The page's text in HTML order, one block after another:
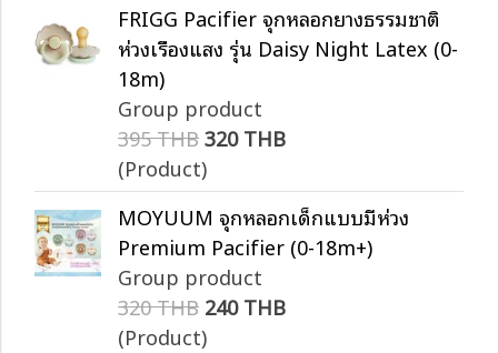
FRIGG Pacifier จุกหลอกยางธรรมชาติ
ห่วงเรืองแสง รุ่น Daisy Night Latex (0-
18m)
Group product
395 THB320 THB
(Product)
MOYUUM จุกหลอกเด็กแบบมีห่วง
Premium Pacifier (0-18m+)
Group product
320 THB 240 THB
(Product)